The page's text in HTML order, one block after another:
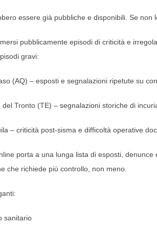
essere già pubbliche e disponibili. Se
pubblicamente episodi di criticità e
gravi:
(AQ) – esposti e segnalazioni ripetute su
del Tronto (TE) – segnalazioni storiche di
– criticità post-sisma e difficoltà operative
porta a una lunga lista di esposti,
che richiede più controllo, non meno.
sanitario